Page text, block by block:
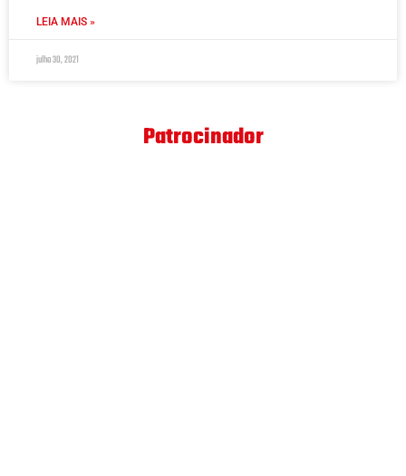
LEIA MAIS »
julho 30, 2021
Patrocinador